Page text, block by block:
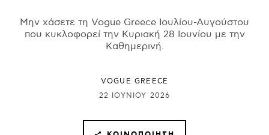
Μην χάσετε τη Vogue Greece Ιουλίου-Αυγούστου
που κυκλοφορεί την Κυριακή 28 Ιουνίου με την
Καθημερινή.
VOGUE GREECE
22 ΙΟΥΝΊΟΥ 2026